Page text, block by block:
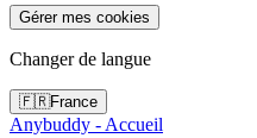
Gérer mes cookies
Changer de langue
🇫🇷France
Anybuddy - Accueil